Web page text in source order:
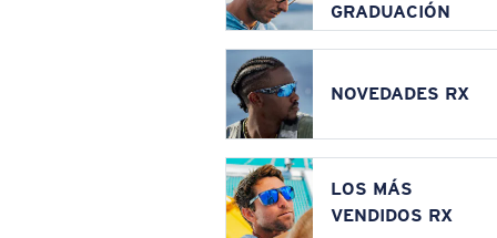
GRADUACIÓN
NOVEDADES RX
LOS MÁS
VENDIDOS RX